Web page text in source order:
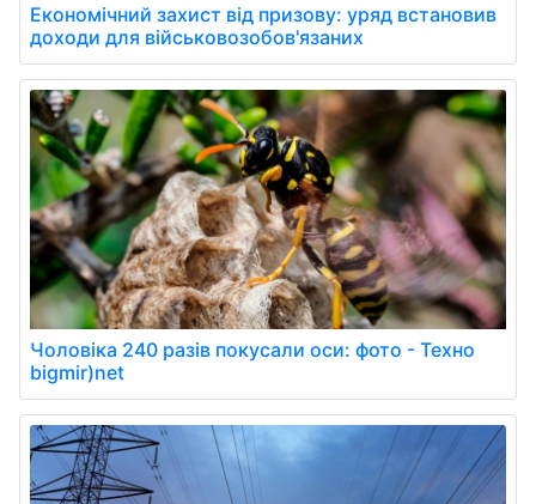
Економічний захист від призову: уряд встановив
доходи для військовозобов'язаних
Чоловіка 240 разів покусали оси: фото - Техно
bigmir)net